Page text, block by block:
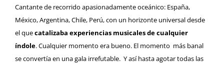
Cantante de recorrido apasionadamente oceánico: España,
México, Argentina, Chile, Perú, con un horizonte universal desde
el quecatalizaba experiencias musicales de cualquier
índole. Cualquier momento era bueno. El momento más banal
se convertía en una gala irrefutable. Y así hasta agotar todas las